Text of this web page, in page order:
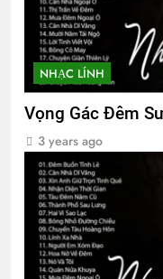
NHẠC LÍNH
Vọng Gác Đêm
3 years ago